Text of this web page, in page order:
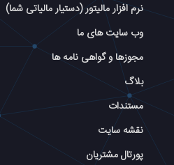
نرم افزار مالیتور (دستیار مالیاتی شما)
وب سایت های ما
مجوزها و گواهی نامه ها
بلاگ
مستندات
نقشه سایت
پورتال مشتریان